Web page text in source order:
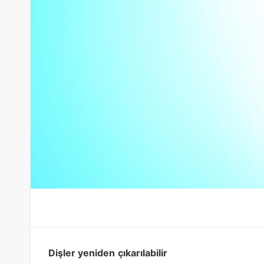
Dişler yeniden çıkarılabilir